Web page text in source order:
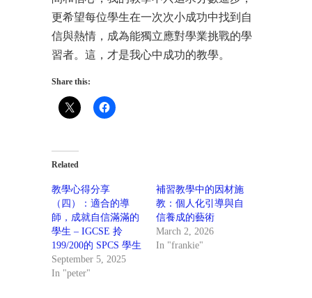
更希望每位學生在一次次小成功中找到自
信與熱情，成為能獨立應對學業挑戰的學
習者。這，才是我心中成功的教學。
Share this:
Related
教學心得分享
（四）：適合的導
師，成就自信滿滿的
學生 – IGCSE 拎
199/200的 SPCS 學生
September 5, 2025
In "peter"
補習教學中的因材施
教：個人化引導與自
信養成的藝術
March 2, 2026
In "frankie"